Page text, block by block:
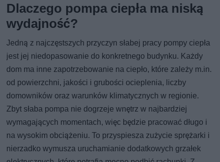
Dlaczego pompa ciepła ma niską
wydajność?
Jedną z najczęstszych przyczyn słabej pracy pompy ciepła
jest jej niedopasowanie do konkretnego budynku. Każdy
dom ma inne zapotrzebowanie na ciepło, które zależy m.in.
od powierzchni, jakości i grubości ocieplenia, liczby
domowników oraz warunków klimatycznych w regionie.
Zbyt słaba pompa nie dogrzeje wnętrz w najbardziej
wymagających momentach, więc będzie pracować długo i
na wysokim obciążeniu. To przyspiesza zużycie sprężarki i
nierzadko wymusza uruchamianie dodatkowych grzałek